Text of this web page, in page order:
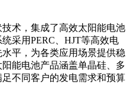
术，集成了高效太阳能电池
采用PERC、HJT等高效电
平，为各类应用场景提供稳
能电池产品涵盖单晶硅、多
不同客户的发电需求和预算